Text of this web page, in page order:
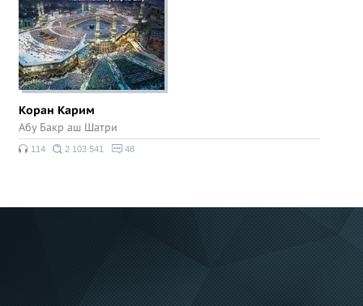
Коран Карим
Абу Бакр аш Шатри
114 2 103 541 48